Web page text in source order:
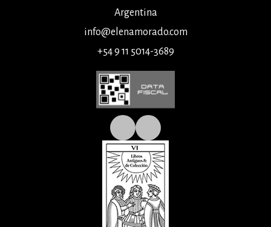
Argentina
info@elenamorado.com
+54 9 11 5014-3689